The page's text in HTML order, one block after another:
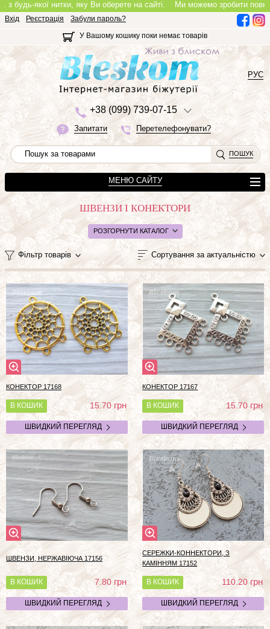
якої нитки, яку Ви оберете на сайті.Ми можемо зробити повноцінне
Вхід Реєстрація
Забули пароль?
У Вашому кошику поки немає товарів
+38 (099) 739-07-15
Запитати Перетелефонувати?
РУС
ПОШУК
МЕНЮ САЙТУ
ШВЕНЗИ І КОНЕКТОРИ
РОЗГОРНУТИ КАТАЛОГ
Фільтр товарів Сортування за актуальністю
КОНЕКТОР 17168
В КОШИК 15.70грн
ШВИДКИЙ ПЕРЕГЛЯД
КОНЕКТОР 17167
В КОШИК 15.70грн
ШВИДКИЙ ПЕРЕГЛЯД
ШВЕНЗИ, НЕРЖАВІЮЧА 17156
В КОШИК 7.80грн
ШВИДКИЙ ПЕРЕГЛЯД
СЕРЕЖКИ-КОННЕКТОРИ, З
КАМІННЯМ 17152
В КОШИК 110.20грн
ШВИДКИЙ ПЕРЕГЛЯД